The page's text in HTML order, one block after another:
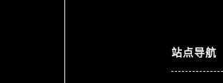
站点导航